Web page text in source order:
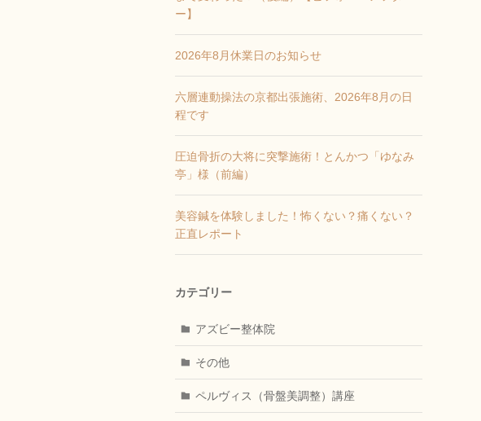
ー】
2026年8月休業日のお知らせ
六層連動操法の京都出張施術、2026年8月の日
程です
圧迫骨折の大将に突撃施術！とんかつ「ゆなみ
亭」様（前編）
美容鍼を体験しました！怖くない？痛くない？
正直レポート
カテゴリー
アズビー整体院
その他
ペルヴィス（骨盤美調整）講座